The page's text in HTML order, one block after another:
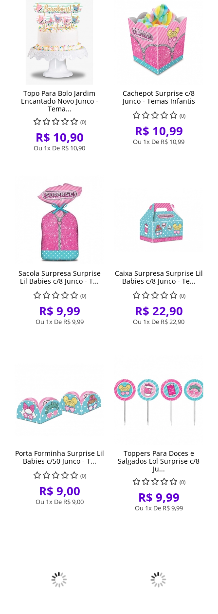
Topo Para Bolo Jardim
Encantado Novo Junco -
Tema...
(0)
R$ 10,90
Ou 1x De R$ 10,90
Cachepot Surprise c/8
Junco - Temas Infantis
(0)
R$ 10,99
Ou 1x De R$ 10,99
Sacola Surpresa Surprise
Lil Babies c/8 Junco - T...
(0)
R$ 9,99
Ou 1x De R$ 9,99
Caixa Surpresa Surprise Lil
Babies c/8 Junco - Te...
(0)
R$ 22,90
Ou 1x De R$ 22,90
Porta Forminha Surprise Lil
Babies c/50 Junco - T...
(0)
R$ 9,00
Ou 1x De R$ 9,00
Toppers Para Doces e
Salgados Lol Surprise c/8
Ju...
(0)
R$ 9,99
Ou 1x De R$ 9,99